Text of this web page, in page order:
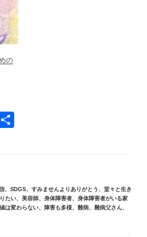
の
E
、 SDGS、 すみませんよりありがとう 、 堂々と生き
たい、 美容師、 身体障害者、 身体障害者がいる家
は変わらない、 障害も多様、 難病、 難病父さん、